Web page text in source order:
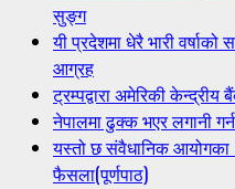
सुङ्ग
यी प्रदेशमा धेरै भारी
आग्रह
ट्रम्पद्वारा अमेरिकी केन्द्रीय
नेपालमा ढुक्क भएर लगानी
यस्तो छ संवैधानिक आयोगका
फैसला(पूर्णपाठ)